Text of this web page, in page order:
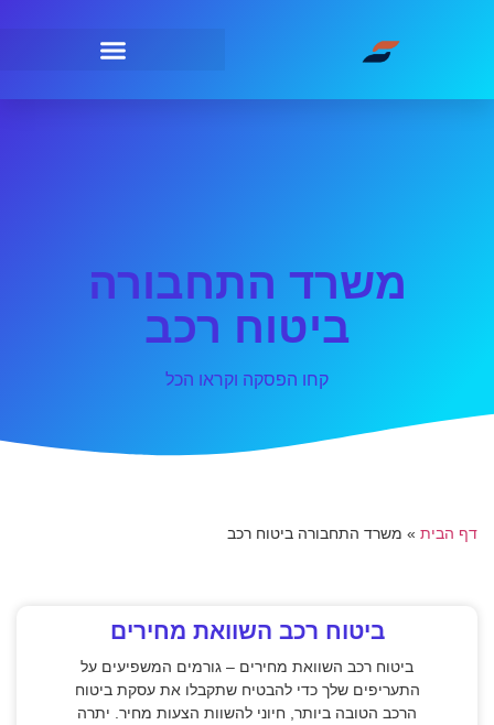
משרד התחבורה
ביטוח רכב
קחו הפסקה וקראו הכל
דף הבית » משרד התחבורה ביטוח רכב
ביטוח רכב השוואת מחירים
ביטוח רכב השוואת מחירים – גורמים המשפיעים על
התעריפים שלך כדי להבטיח שתקבלו את עסקת ביטוח
הרכב הטובה ביותר, חיוני להשוות הצעות מחיר. יתרה